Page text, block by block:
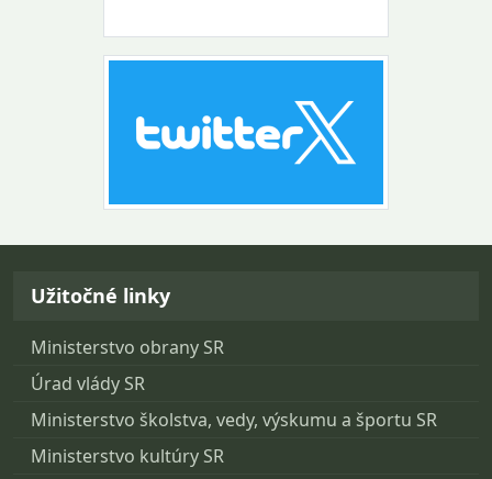
Návrat na začiatok stránky
Užitočné linky
Ministerstvo obrany SR
Úrad vlády SR
Ministerstvo školstva, vedy, výskumu a športu SR
Ministerstvo kultúry SR